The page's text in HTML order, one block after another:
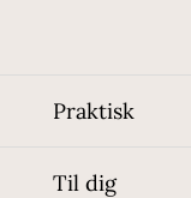
Praktisk
Til dig